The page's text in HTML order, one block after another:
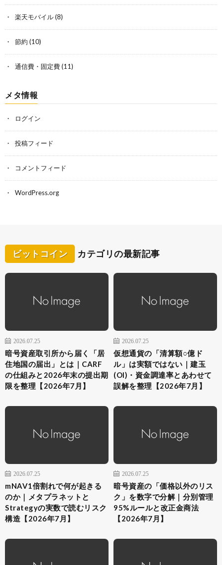
楽天モバイル(8)
節約 (10)
通信費・固定費(11)
メタ情報
ログイン
投稿フィード
コメントフィード
WordPress.org
ビットコイン カテゴリの最新記事
2026.07.25
暗号資産取引所から届く「居
住地国の届出」とは｜CARF
の仕組みと2026年末の提出期
限を整理【2026年7月】
2026.07.25
仮想通貨の「清算額○億ド
ル」は実額ではない｜建玉
(OI)・資金調達率とあわせて
誤解を整理【2026年7月】
2026.07.25
mNAV1倍割れで何が起きる
のか｜メタプラネットと
Strategyの実数で読むリスク
構造【2026年7月】
2026.07.25
暗号資産の「価格以外のリス
ク」を数字で分解｜分別管理
95%ルールと改正金商法
【2026年7月】